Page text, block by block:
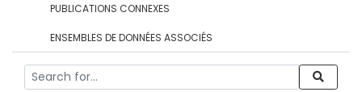
PUBLICATIONS CONNEXES
ENSEMBLES DE DONNÉES ASSOCIÉS